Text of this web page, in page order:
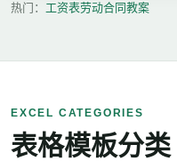
热门： 工资表劳动合同教案
EXCEL CATEGORIES
表格模板分类